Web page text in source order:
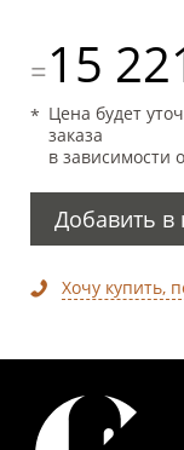
=15
Цена будет
заказа
в зависимости
Добавить в
Хочу купить,